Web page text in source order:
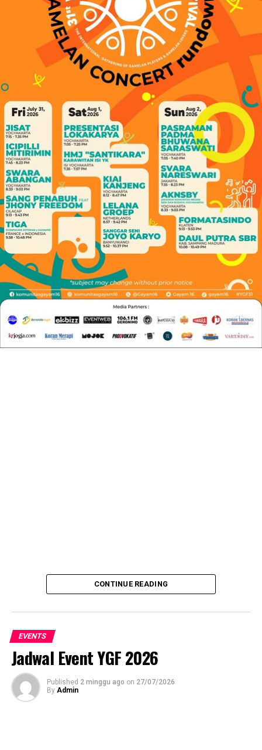
RELATED TOPICS: EVENT
Bazar Buku Terbesar Dunia Hadir di Jogja
DON'T MISS
Jogja Cross Culture, Persiapan Jogja Sebagai Kota Dunia
CONTINUE READING
EVENTS
Jadwal Event YGF 2026
Published 2 minggu ago on 27/07/2026
By Admin